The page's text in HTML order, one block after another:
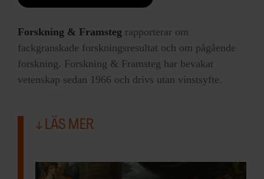
Forskning & Framsteg rapporterar om
fackgranskade forskningsresultat och om pågående
forskning. Forskning & Framsteg har bevakat
vetenskap sedan 1966 och drivs utan vinstsyfte.
LÄS MER